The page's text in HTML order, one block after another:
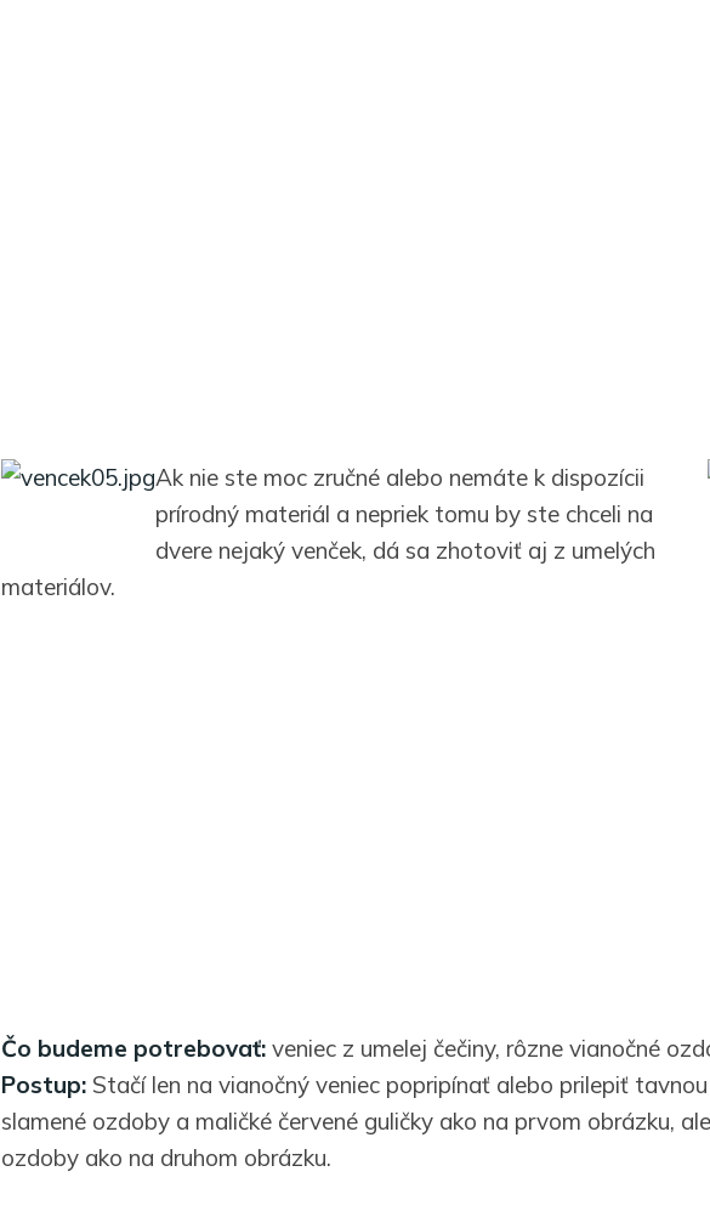
Ak nie ste moc zručné alebo nemáte k dispozícii
prírodný materiál a nepriek tomu by ste chceli na
dvere nejaký venček, dá sa zhotoviť aj z umelých
materiálov.
Čo budeme potrebovať: veniec z umelej čečiny, rôzne vianočné
Postup: Stačí len na vianočný veniec popripínať alebo prilepiť
slamené ozdoby a maličké červené guličky ako na prvom obrázku,
ozdoby ako na druhom obrázku.